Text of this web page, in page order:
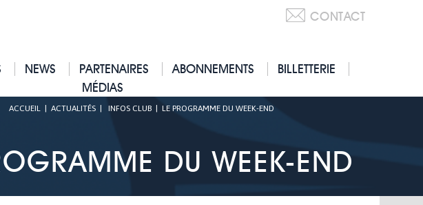
CONTACT
NEWS PARTENAIRES ABONNEMENTS
BILLETTERIE
MÉDIAS
ACCUEIL| ACTUALITÉS| INFOS CLUB| LE PROGRAMME DU WEEK-END
DU WEEK-END